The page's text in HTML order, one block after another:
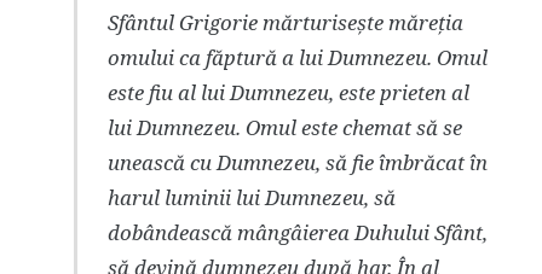
Sfântul Grigorie mărturisește măreția
omului ca făptură a lui Dumnezeu. Omul
este fiu al lui Dumnezeu, este prieten al
lui Dumnezeu. Omul este chemat să se
unească cu Dumnezeu, să fie îmbrăcat în
harul luminii lui Dumnezeu, să
dobândească mângâierea Duhului Sfânt,
să devină dumnezeu după har. În al